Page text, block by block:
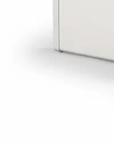
Kaksoiseristetty rakenne.
IP 20. Suunnittelussa